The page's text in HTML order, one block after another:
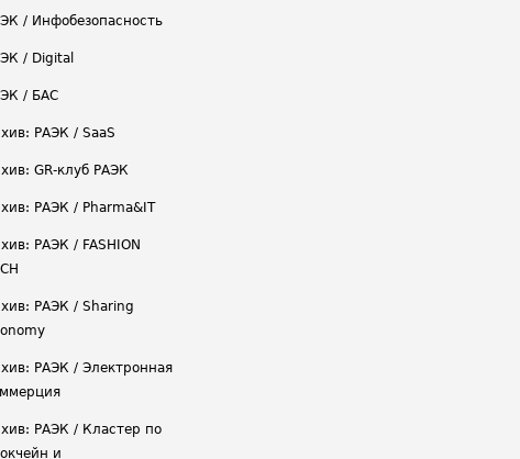
/ Инфобезопасность
/ Digital
/ БАС
РАЭК / SaaS
GR-клуб РАЭК
РАЭК / Pharma&IT
РАЭК / FASHION
РАЭК / Sharing
РАЭК / Электронная
РАЭК / Кластер по
и